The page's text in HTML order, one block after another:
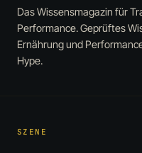
Das Wissensmagazin für
Performance. Geprüftes
Ernährung und
Hype.
SZENE